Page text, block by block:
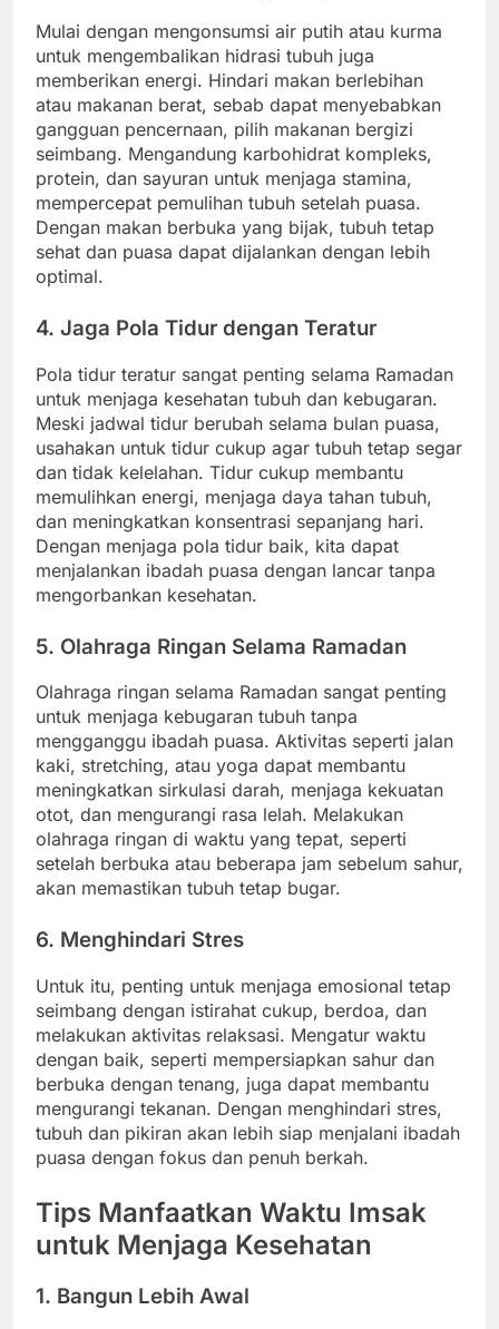
Mulai dengan mengonsumsi air putih atau kurma
untuk mengembalikan hidrasi tubuh juga
memberikan energi. Hindari makan berlebihan
atau makanan berat, sebab dapat menyebabkan
gangguan pencernaan, pilih makanan bergizi
seimbang. Mengandung karbohidrat kompleks,
protein, dan sayuran untuk menjaga stamina,
mempercepat pemulihan tubuh setelah puasa.
Dengan makan berbuka yang bijak, tubuh tetap
sehat dan puasa dapat dijalankan dengan lebih
optimal.
4. Jaga Pola Tidur dengan Teratur
Pola tidur teratur sangat penting selama Ramadan
untuk menjaga kesehatan tubuh dan kebugaran.
Meski jadwal tidur berubah selama bulan puasa,
usahakan untuk tidur cukup agar tubuh tetap segar
dan tidak kelelahan. Tidur cukup membantu
memulihkan energi, menjaga daya tahan tubuh,
dan meningkatkan konsentrasi sepanjang hari.
Dengan menjaga pola tidur baik, kita dapat
menjalankan ibadah puasa dengan lancar tanpa
mengorbankan kesehatan.
5. Olahraga Ringan Selama Ramadan
Olahraga ringan selama Ramadan sangat penting
untuk menjaga kebugaran tubuh tanpa
mengganggu ibadah puasa. Aktivitas seperti jalan
kaki, stretching, atau yoga dapat membantu
meningkatkan sirkulasi darah, menjaga kekuatan
otot, dan mengurangi rasa lelah. Melakukan
olahraga ringan di waktu yang tepat, seperti
setelah berbuka atau beberapa jam sebelum sahur,
akan memastikan tubuh tetap bugar.
6. Menghindari Stres
Untuk itu, penting untuk menjaga emosional tetap
seimbang dengan istirahat cukup, berdoa, dan
melakukan aktivitas relaksasi. Mengatur waktu
dengan baik, seperti mempersiapkan sahur dan
berbuka dengan tenang, juga dapat membantu
mengurangi tekanan. Dengan menghindari stres,
tubuh dan pikiran akan lebih siap menjalani ibadah
puasa dengan fokus dan penuh berkah.
Tips Manfaatkan Waktu Imsak
untuk Menjaga Kesehatan
1. Bangun Lebih Awal